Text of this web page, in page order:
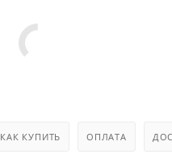
КАК КУПИТЬ ОПЛАТА